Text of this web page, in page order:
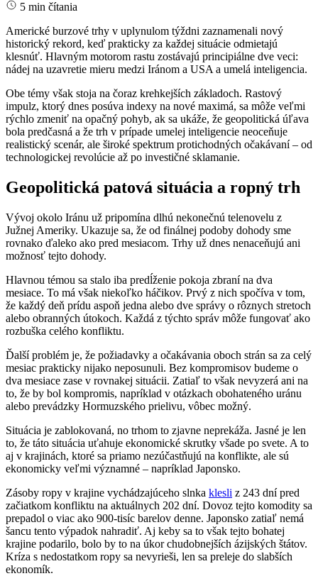
5 min čítania
Americké burzové trhy v uplynulom týždni zaznamenali nový
historický rekord, keď prakticky za každej situácie odmietajú
klesnúť. Hlavným motorom rastu zostávajú principiálne dve veci:
nádej na uzavretie mieru medzi Iránom a USA a umelá inteligencia.
Obe témy však stoja na čoraz krehkejších základoch. Rastový
impulz, ktorý dnes posúva indexy na nové maximá, sa môže veľmi
rýchlo zmeniť na opačný pohyb, ak sa ukáže, že geopolitická úľava
bola predčasná a že trh v prípade umelej inteligencie neoceňuje
realistický scenár, ale široké spektrum protichodných očakávaní – od
technologickej revolúcie až po investičné sklamanie.
Geopolitická patová situácia a ropný trh
Vývoj okolo Iránu už pripomína dlhú nekonečnú telenovelu z
Južnej Ameriky. Ukazuje sa, že od finálnej podoby dohody sme
rovnako ďaleko ako pred mesiacom. Trhy už dnes nenaceňujú ani
možnosť tejto dohody.
Hlavnou témou sa stalo iba predĺženie pokoja zbraní na dva
mesiace. To má však niekoľko háčikov. Prvý z nich spočíva v tom,
že každý deň prídu aspoň jedna alebo dve správy o rôznych stretoch
alebo obranných útokoch. Každá z týchto správ môže fungovať ako
rozbuška celého konfliktu.
Ďalší problém je, že požiadavky a očakávania oboch strán sa za celý
mesiac prakticky nijako neposunuli. Bez kompromisov budeme o
dva mesiace zase v rovnakej situácii. Zatiaľ to však nevyzerá ani na
to, že by bol kompromis, napríklad v otázkach obohateného uránu
alebo prevádzky Hormuzského prielivu, vôbec možný.
Situácia je zablokovaná, no trhom to zjavne neprekáža. Jasné je len
to, že táto situácia uťahuje ekonomické skrutky všade po svete. A to
aj v krajinách, ktoré sa priamo nezúčastňujú na konflikte, ale sú
ekonomicky veľmi významné – napríklad Japonsko.
Zásoby ropy v krajine vychádzajúceho slnka klesli z 243 dní pred
začiatkom konfliktu na aktuálnych 202 dní. Dovoz tejto komodity sa
prepadol o viac ako 900-tisíc barelov denne. Japonsko zatiaľ nemá
šancu tento výpadok nahradiť. Aj keby sa to však tejto bohatej
krajine podarilo, bolo by to na úkor chudobnejších ázijských štátov.
Kríza s nedostatkom ropy sa nevyrieši, len sa preleje do slabších
ekonomík.